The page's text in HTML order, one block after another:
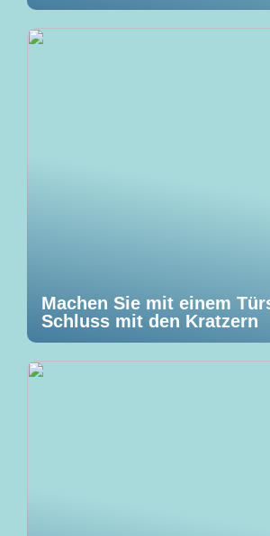
Machen Sie mit einem
Schluss mit den Kratzern